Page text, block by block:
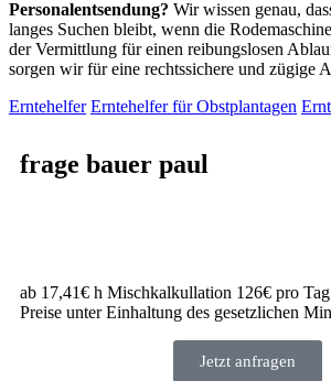
Personalentsendung? Wir wissen genau,
langes Suchen bleibt, wenn die
der Vermittlung für einen reibungslosen
sorgen wir für eine rechtssichere und zügige
Erntehelfer Erntehelfer für Obstplantagen
frage bauer paul
ab 17,41€ h Mischkalkullation 126€ pro
Preise unter Einhaltung des gesetzlichen
Jetzt anfragen